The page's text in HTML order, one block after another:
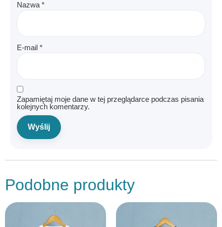
Nazwa *
E-mail *
Zapamiętaj moje dane w tej przeglądarce podczas pisania
kolejnych komentarzy.
Podobne produkty